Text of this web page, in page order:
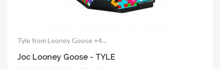
Tyle from Looney Goose +4...
Joc Looney Goose - TYLE